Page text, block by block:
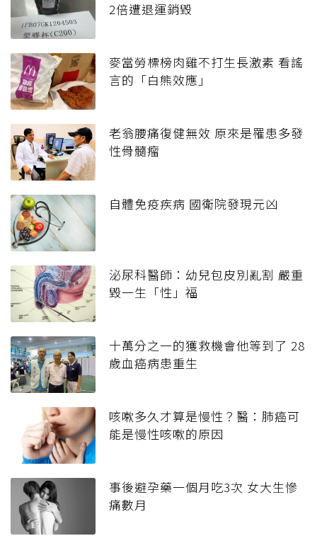
2倍遭退運銷毀
麥當勞標榜肉雞不打生長激素 看謠
言的「白熊效應」
老翁腰痛復健無效 原來是罹患多發
性骨髓瘤
自體免疫疾病 國衛院發現元凶
泌尿科醫師：幼兒包皮別亂割 嚴重
毀一生「性」福
十萬分之一的獲救機會他等到了 28
歲血癌病患重生
咳嗽多久才算是慢性？醫：肺癌可
能是慢性咳嗽的原因
事後避孕藥一個月吃3次 女大生慘
痛數月